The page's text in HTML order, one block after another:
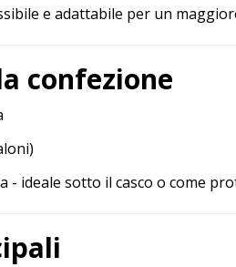
e adattabile per un
confezione
- ideale sotto il casco o come